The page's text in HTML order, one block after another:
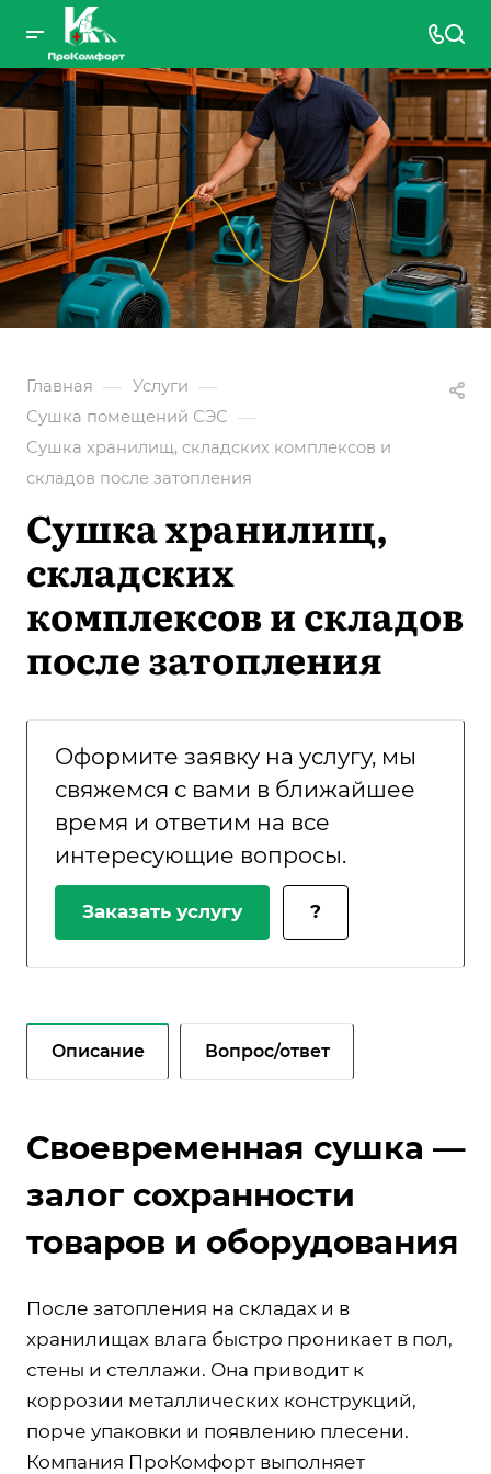
Главная — Услуги —
Сушка помещений СЭС —
Сушка хранилищ, складских комплексов и
складов после затопления
Сушка хранилищ,
складских
комплексов и складов
после затопления
Оформите заявку на услугу, мы
свяжемся с вами в ближайшее
время и ответим на все
интересующие вопросы.
Заказать услугу ?
Описание Вопрос/ответ
Своевременная сушка —
залог сохранности
товаров и оборудования
После затопления на складах и в
хранилищах влага быстро проникает в пол,
стены и стеллажи. Она приводит к
коррозии металлических конструкций,
порче упаковки и появлению плесени.
Компания ПроКомфорт выполняет